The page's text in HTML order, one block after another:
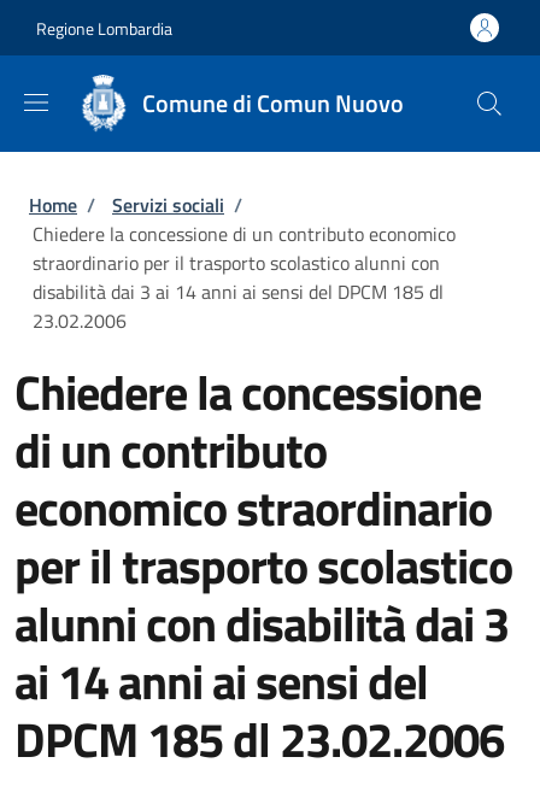
Regione Lombardia
Comune di Comun Nuovo
Briciole di pane
Home / Servizi sociali /
Chiedere la concessione di un contributo economico
straordinario per il trasporto scolastico alunni con
disabilità dai 3 ai 14 anni ai sensi del DPCM 185 dl
23.02.2006
Chiedere la concessione
di un contributo
economico straordinario
per il trasporto scolastico
alunni con disabilità dai 3
ai 14 anni ai sensi del
DPCM 185 dl 23.02.2006